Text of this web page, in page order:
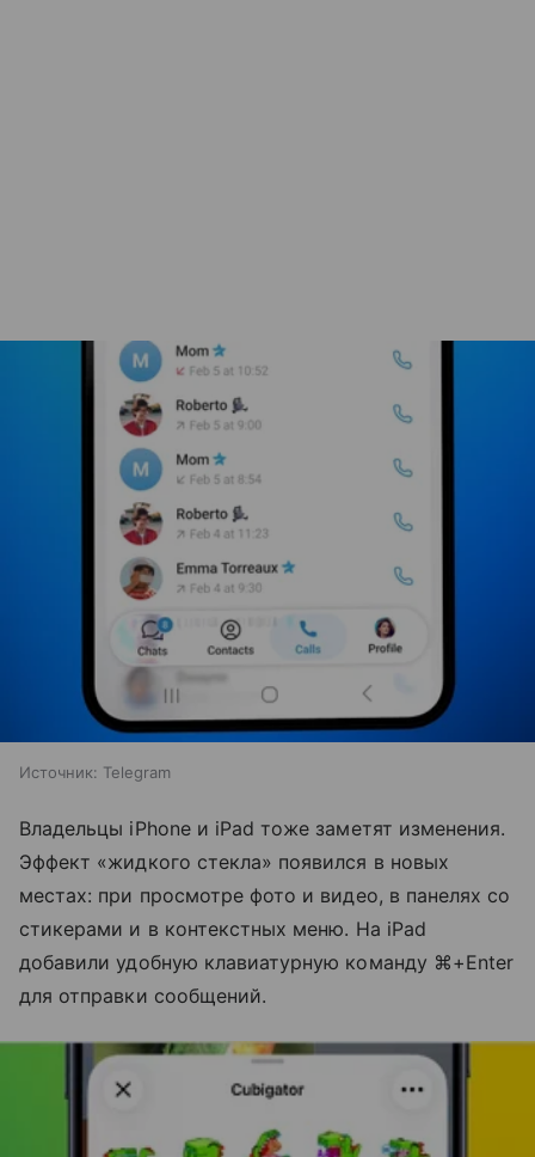
Источник: Telegram
Владельцы iPhone и iPad тоже заметят изменения.
Эффект «жидкого стекла» появился в новых
местах: при просмотре фото и видео, в панелях со
стикерами и в контекстных меню. На iPad
добавили удобную клавиатурную команду ⌘+Enter
для отправки сообщений.